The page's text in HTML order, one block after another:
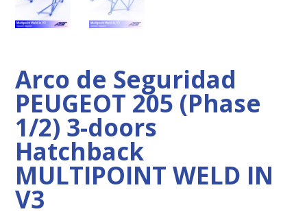
Arco de Seguridad
PEUGEOT 205 (Phase
1/2) 3-doors
Hatchback
MULTIPOINT WELD IN
V3